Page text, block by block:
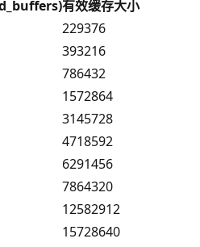
有效缓存大小
229376
393216
786432
1572864
3145728
4718592
6291456
7864320
12582912
15728640